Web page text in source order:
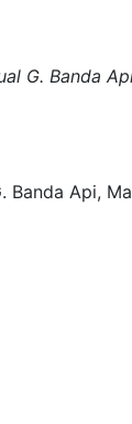
G. Banda
Banda Api,